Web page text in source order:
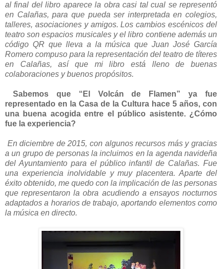
al final del libro aparece la obra casi tal cual se representó
en Calañas, para que pueda ser interpretada en colegios,
talleres, asociaciones y amigos. Los cambios escénicos del
teatro son espacios musicales y el libro contiene además un
código QR que lleva a la música que Juan José García
Romero compuso para la representación del teatro de títeres
en Calañas, así que mi libro está lleno de buenas
colaboraciones y buenos propósitos.
Sabemos que “El Volcán de Flamen” ya fue
representado en la Casa de la Cultura hace 5 años, con
una buena acogida entre el público asistente. ¿Cómo
fue la experiencia?
En diciembre de 2015, con algunos recursos más y gracias
a un grupo de personas la incluimos en la agenda navideña
del Ayuntamiento para el público infantil de Calañas. Fue
una experiencia inolvidable y muy placentera. Aparte del
éxito obtenido, me quedo con la implicación de las personas
que representaron la obra acudiendo a ensayos nocturnos
adaptados a horarios de trabajo, aportando elementos como
la música en directo.